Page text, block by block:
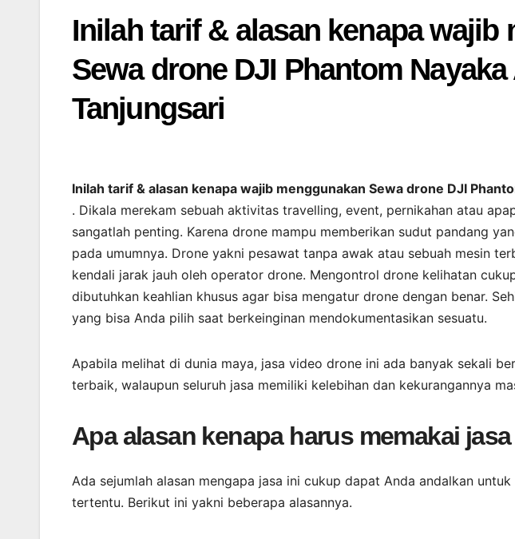
Inilah tarif & alasan kenapa wajib
Sewa drone DJI Phantom
Tanjungsari
Inilah tarif & alasan kenapa wajib menggunakan Sewa drone DJI
. Dikala merekam sebuah aktivitas travelling, event, pernikahan atau
sangatlah penting. Karena drone mampu memberikan sudut pandang
pada umumnya. Drone yakni pesawat tanpa awak atau sebuah mesin
kendali jarak jauh oleh operator drone. Mengontrol drone kelihatan
dibutuhkan keahlian khusus agar bisa mengatur drone dengan benar.
yang bisa Anda pilih saat berkeinginan mendokumentasikan sesuatu.
Apabila melihat di dunia maya, jasa video drone ini ada banyak sekali
terbaik, walaupun seluruh jasa memiliki kelebihan dan kekurangannya
Apa alasan kenapa harus memakai
Ada sejumlah alasan mengapa jasa ini cukup dapat Anda andalkan
tertentu. Berikut ini yakni beberapa alasannya.